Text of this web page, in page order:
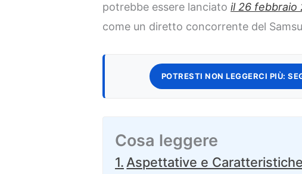
potrebbe essere lanciatoil 26 febbraio
come un diretto concorrente del
POTRESTI NON LEGGERCI PIÙ:
Cosa leggere
Aspettative e